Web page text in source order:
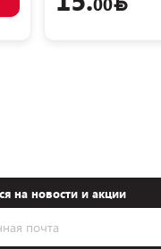
на новости и акции